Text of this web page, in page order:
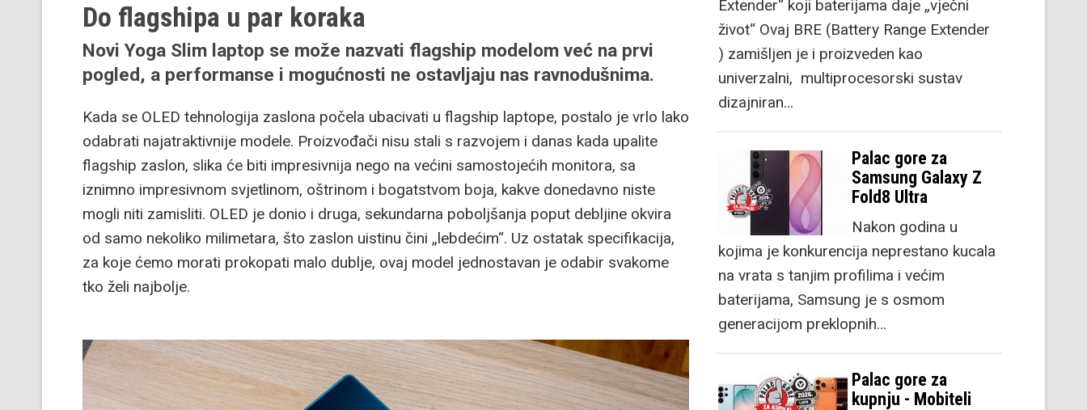
Do flagshipa u par koraka
Novi Yoga Slim laptop se može nazvati flagship modelom već na prvi
pogled, a performanse i mogućnosti ne ostavljaju nas ravnodušnima.
Kada se OLED tehnologija zaslona počela ubacivati u flagship laptope, postalo je vrlo lako
odabrati najatraktivnije modele. Proizvođači nisu stali s razvojem i danas kada upalite
flagship zaslon, slika će biti impresivnija nego na većini samostojećih monitora, sa
iznimno impresivnom svjetlinom, oštrinom i bogatstvom boja, kakve donedavno niste
mogli niti zamisliti. OLED je donio i druga, sekundarna poboljšanja poput debljine okvira
od samo nekoliko milimetara, što zaslon uistinu čini „lebdećim“. Uz ostatak specifikacija,
za koje ćemo morati prokopati malo dublje, ovaj model jednostavan je odabir svakome
tko želi najbolje.
Extender“ koji baterijama daje „vječni
život“ Ovaj BRE (Battery Range Extender
) zamišljen je i proizveden kao
univerzalni, multiprocesorski sustav
dizajniran…
Palac gore za
Samsung Galaxy Z
Fold8 Ultra
Nakon godina u
kojima je konkurencija neprestano kucala
na vrata s tanjim profilima i većim
baterijama, Samsung je s osmom
generacijom preklopnih…
Palac gore za
kupnju - Mobiteli